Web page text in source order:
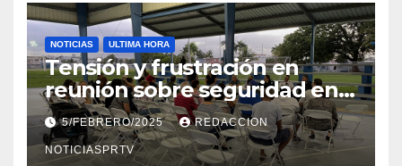
NOTICIAS ULTIMA HORA
Tensión y frustración en
reunión sobre seguridad en
Reparto Metropolitano
5/FEBRERO/2025 REDACCION
NOTICIASPRTV